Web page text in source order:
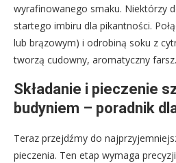
wyrafinowanego smaku. Niektórzy
startego imbiru dla pikantności.
lub brązowym) i odrobiną soku z
tworzą cudowny, aromatyczny farsz.
Składanie i pieczenie
budyniem – poradnik
Teraz przejdźmy do
pieczenia. Ten etap wymaga